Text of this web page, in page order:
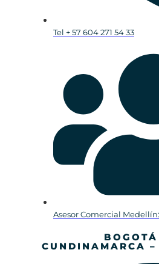
Tel + 57 604 271 54 33
Asesor Comercial Medellín:
CUNDINAMARCA